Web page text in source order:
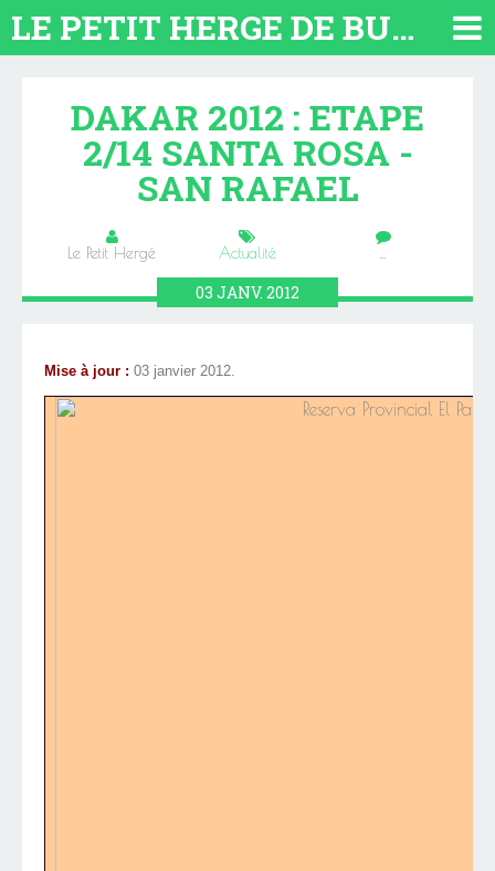
LE PETIT HERGE DE BUENOS AIRES 2026. TOUT SUR L'ARGENTINE
DAKAR 2012 : ETAPE
2/14 SANTA ROSA -
SAN RAFAEL
Le Petit Hergé Actualité …
03 JANV. 2012
Mise à jour : 03 janvier 2012.